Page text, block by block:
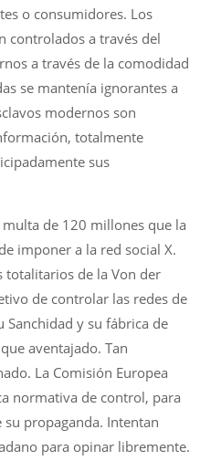
o consumidores. Los
controlados a través del
a través de la comodidad
se mantenía ignorantes a
modernos son
totalmente
sus
multa de 120 millones que la
imponer a la red social X.
totalitarios de la Von der
de controlar las redes de
Sanchidad y su fábrica de
aventajado. Tan
La Comisión Europea
normativa de control, para
propaganda. Intentan
para opinar libremente.